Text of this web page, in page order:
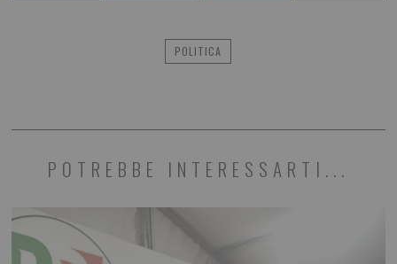
POLITICA
POTREBBE INTERESSARTI...